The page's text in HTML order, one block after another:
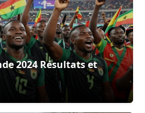
2024 Résultats et